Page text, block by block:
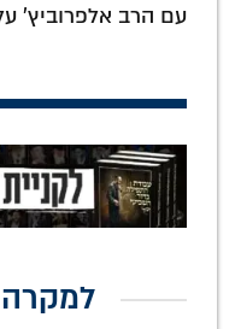
עם הרב אלפרוביץ'